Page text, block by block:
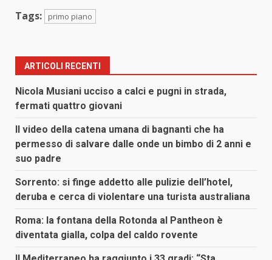
Tags: primo piano
ARTICOLI RECENTI
Nicola Musiani ucciso a calci e pugni in strada,
fermati quattro giovani
Il video della catena umana di bagnanti che ha
permesso di salvare dalle onde un bimbo di 2 anni e
suo padre
Sorrento: si finge addetto alle pulizie dell’hotel,
deruba e cerca di violentare una turista australiana
Roma: la fontana della Rotonda al Pantheon è
diventata gialla, colpa del caldo rovente